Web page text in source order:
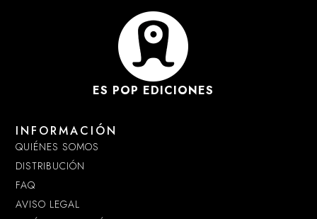
ES POP EDICIONES
INFORMACIÓN
QUIÉNES SOMOS
DISTRIBUCIÓN
FAQ
AVISO LEGAL